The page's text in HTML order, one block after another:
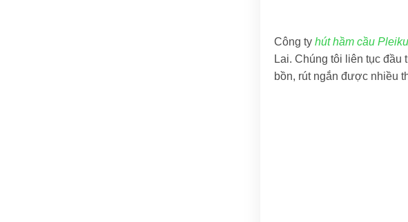
Công ty hút hầm cầu Pleiku
Lai. Chúng tôi liên tục đầu
bồn, rút ngắn được nhiều